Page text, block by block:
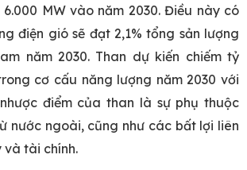
MW vào năm 2030. Điều này có
điện gió sẽ đạt 2,1% tổng sản lượng
năm 2030. Than dự kiến chiếm tỷ
cơ cấu năng lượng năm 2030 với
nhược điểm của than là sự phụ thuộc
nước ngoài, cũng như các bất lợi liên
tài chính.